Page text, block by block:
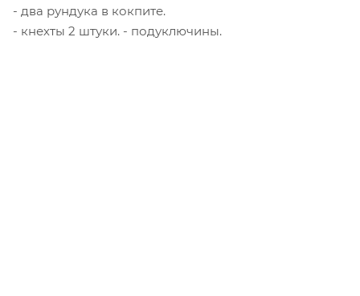
- два рундука в кокпите.
- кнехты 2 штуки. - подуключины.